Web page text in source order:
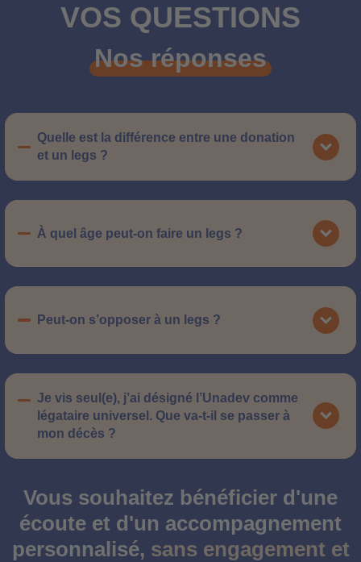
VOS QUESTIONS
Nos réponses
Quelle est la différence entre une donation
et un legs ?
À quel âge peut-on faire un legs ?
Peut-on s’opposer à un legs ?
Je vis seul(e), j’ai désigné l’Unadev comme
légataire universel. Que va-t-il se passer à
mon décès ?
Vous souhaitez bénéficier d'une
écoute et d'un accompagnement
personnalisé, sans engagement et